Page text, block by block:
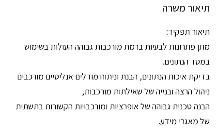
תיאור משרה
תיאור תפקיד:
מתן פתרונות לבעיות ברמת מורכבות גבוהה העולות בשימוש
במסד הנתונים.
בדיקת איכות הנתונים, הבנת וניתוח מודלים אנליטיים מורכבים
ניהול הרצה ובנייה של שאילתות מורכבות,
הבנה טכנית גבוהה של אופרציות ומורכבויות הקשורות בתשתית
של מאגרי מידע.